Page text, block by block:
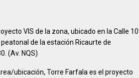
VIS de la zona, ubicado en la Calle 10
de la estación Ricaurte de
(Av. NQS)
ubicación, Torre Farfala es el proyecto